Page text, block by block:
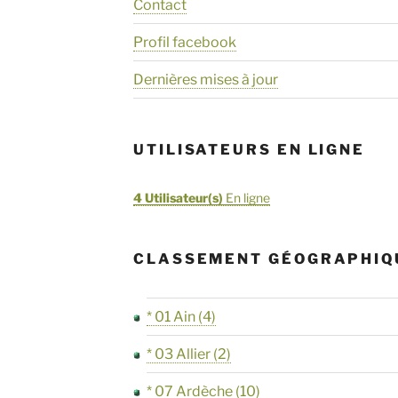
Contact
Profil facebook
Dernières mises à jour
UTILISATEURS EN LIGNE
4 Utilisateur(s) En ligne
CLASSEMENT
* 01 Ain (4)
* 03 Allier (2)
* 07 Ardèche (10)